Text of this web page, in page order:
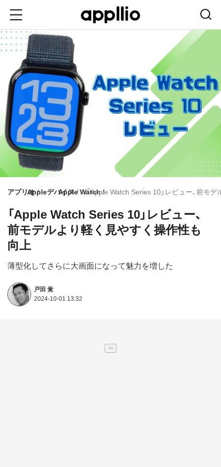
ン
ン
ツ
に
動
アプリオAppleデバイスApple Watch「Apple Watch Series 10」レビュー、前モ
「Apple Watch Series 10」レビュー、
前モデルより軽く見やすく操作性も
向上
薄型化してさらに大画面になって魅力を増した
戸田 覚
2024-10-01 13:32